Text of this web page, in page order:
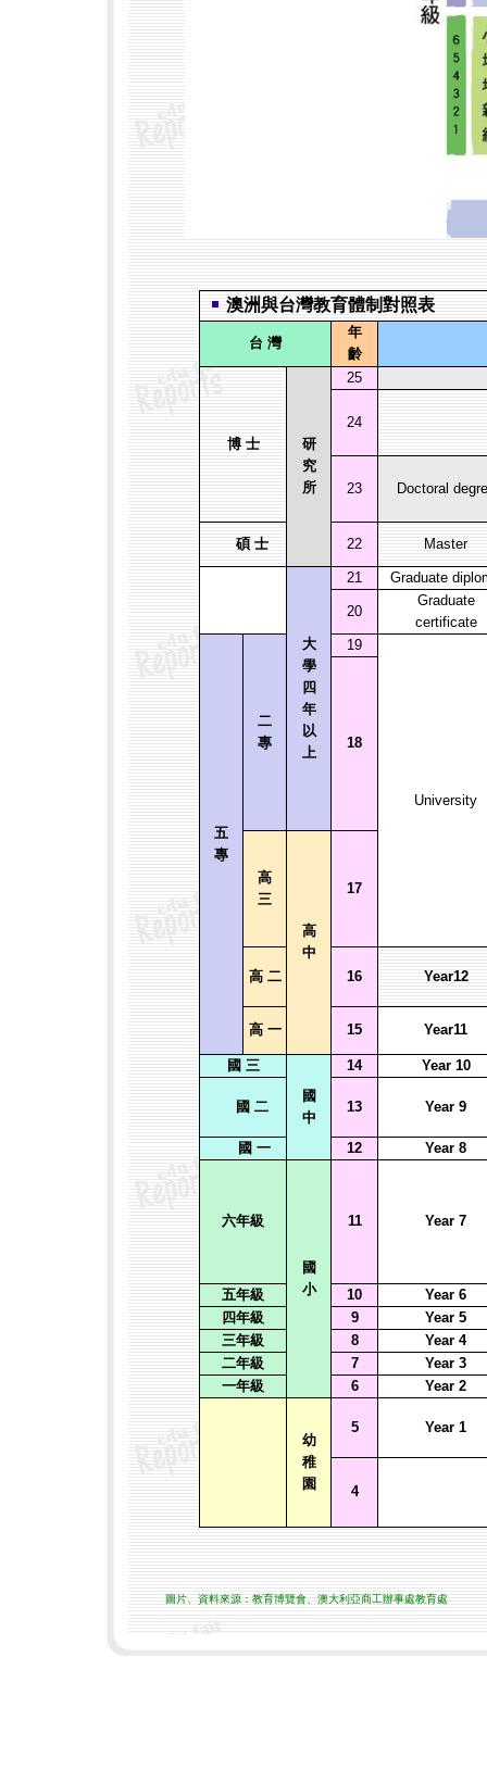
澳洲與台灣教育體制對照表
台 灣
年
齡
博 士
研
究
所
25
24
23 Doctoral
碩 士 22 Master
大
學
四
年
以
上
21 Graduate
20
Graduate
certificate
五
專
二
專
19
University
18
高
三
高
中
17
高 二 16 Year12
高 一 15 Year11
國 三
國
中
14 Year 10
國 二 13 Year 9
國 一 12 Year 8
六年級
國
小
11 Year 7
五年級 10
Year 6
四年級
9
Year 5
三年級
8
Year 4
二年級
7
Year 3
一年級
6 Year 2
幼
稚
園
5 Year 1
4
圖片、資料來源：教育博覽會、澳大利亞商工辦事處教育處